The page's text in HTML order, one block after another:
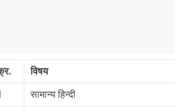
विषय
सामान्‍य हिन्‍दी